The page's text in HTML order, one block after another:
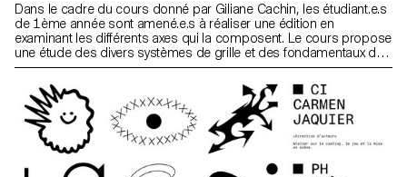
Dans le cadre du cours donné par Giliane Cachin, les étudiant.e.s
de 1ème année sont amené.e.s à réaliser une édition en
examinant les différents axes qui la composent. Le cours propose
une étude des divers systèmes de grille et des fondamentaux de
la micro-typographie. Lors du semestre, les élèves rechercheront
la meilleure manière de structurer et d’agencer le contenu qu’ils
auront choisi (ou qui leur aura été attribué, en fonction des
données du semestre).Quelques règles indispensables à
connaître en terme d’impression et de reliure seront passées en
revue à la fin du semestre, de façon à donner vie à l’objet
conceptualisé.